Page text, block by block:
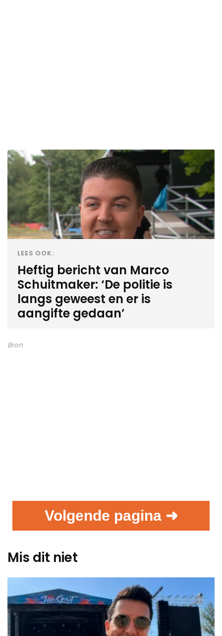
LEES OOK:
Heftig bericht van Marco
Schuitmaker: ‘De politie is
langs geweest en er is
aangifte gedaan’
Bron
Volgende pagina ➜
Mis dit niet